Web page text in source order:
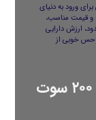
ورود به دنیای
و قیمت مناسب،
ارزش دارایی
حس خوبی از
ویژگی‌های سکه طلا پارسیان ۲۰۰ سوت